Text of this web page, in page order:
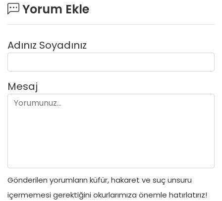
Yorum Ekle
Adınız Soyadınız
Mesaj
Gönderilen yorumların küfür, hakaret ve suç unsuru
içermemesi gerektiğini okurlarımıza önemle hatırlatırız!